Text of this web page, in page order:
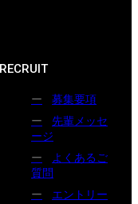
RECRUIT
募集要項
先輩メッセ
ージ
よくあるご
質問
エントリー